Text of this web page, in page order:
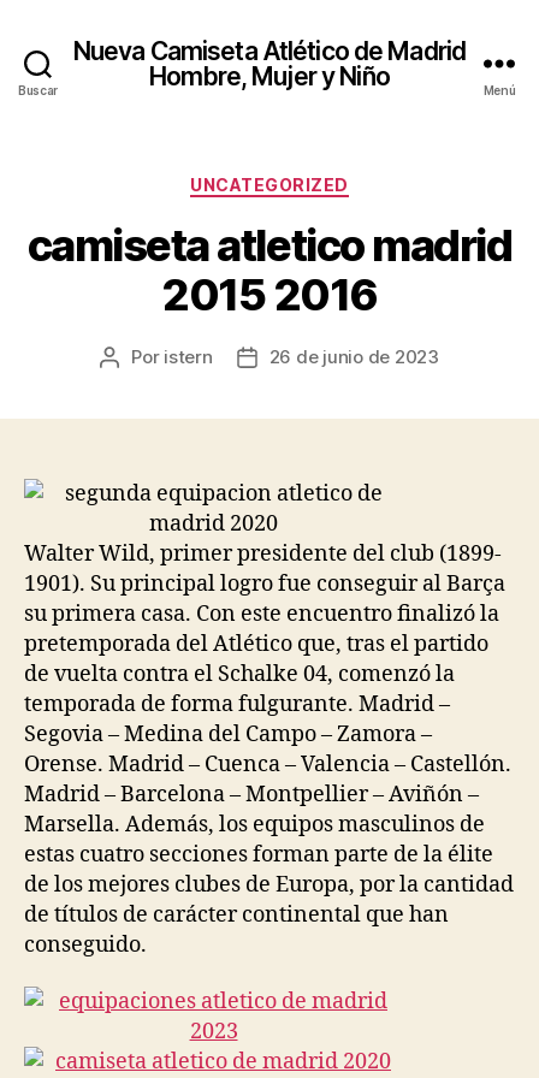
Buscar
Nueva Camiseta Atlético de Madrid
Hombre, Mujer y Niño
Menú
Categorías
UNCATEGORIZED
camiseta atletico madrid
2015 2016
Autor
Por istern
Fecha26 de junio de 2023
Walter Wild, primer presidente del club (1899-
1901). Su principal logro fue conseguir al Barça
su primera casa. Con este encuentro finalizó la
pretemporada del Atlético que, tras el partido
de vuelta contra el Schalke 04, comenzó la
temporada de forma fulgurante. Madrid –
Segovia – Medina del Campo – Zamora –
Orense. Madrid – Cuenca – Valencia – Castellón.
Madrid – Barcelona – Montpellier – Aviñón –
Marsella. Además, los equipos masculinos de
estas cuatro secciones forman parte de la élite
de los mejores clubes de Europa, por la cantidad
de títulos de carácter continental que han
conseguido.